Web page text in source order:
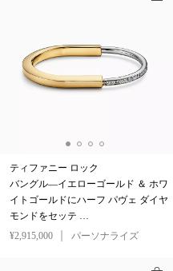
ティファニー ロック
バングル—イエローゴールド ＆ ホワ
イトゴールドにハーフ パヴェ ダイヤ
モンドをセッテ …
¥2,915,000
パーソナライズ